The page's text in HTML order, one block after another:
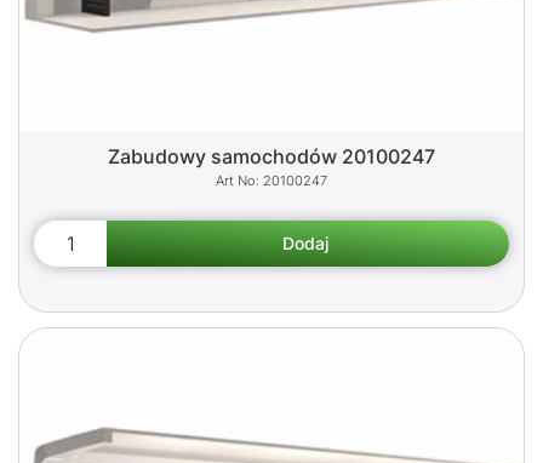
Zabudowy samochodów 20100247
20100247